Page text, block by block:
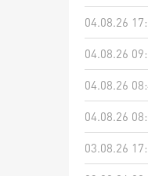
04.08.26
04.08.26
04.08.26
04.08.26
03.08.26